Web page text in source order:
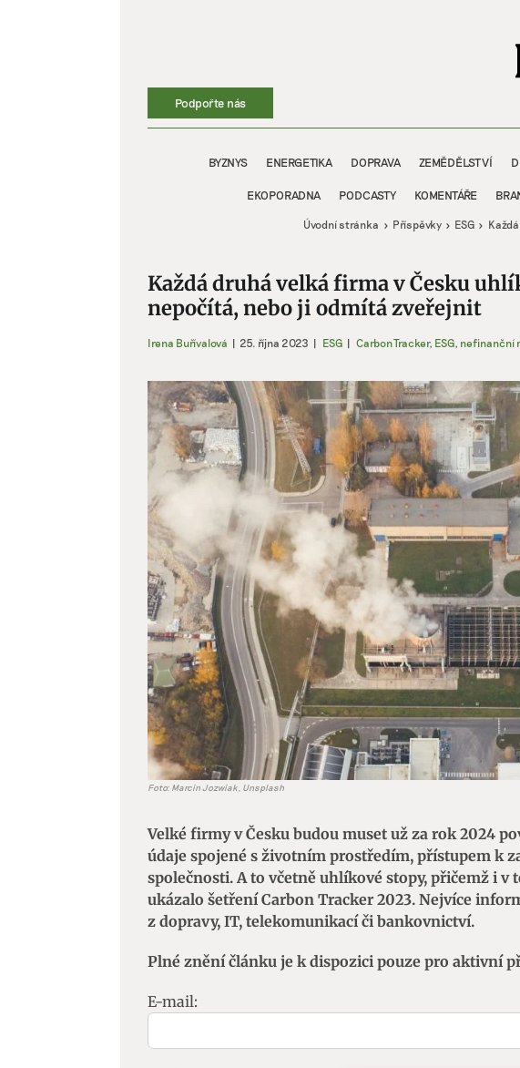
Podpořte nás
BYZNYS ENERGETIKA DOPRAVA ZEMĚDĚLSTVÍ
EKOPORADNA PODCASTY KOMENTÁŘE
Úvodní stránka Příspěvky ESG
Každá druhá velká firma v Česku
nepočítá, nebo ji odmítá zveřejnit
Irena Buřívalová | 25. října 2023 | ESG | Carbon Tracker, ESG, nefinanční
Zobrazit
větší
obrázek
Foto: Marcin Jozwiak, Unsplash
Velké firmy v Česku budou muset už za rok 2024
údaje spojené s životním prostředím, přístupem k
společnosti. A to včetně uhlíkové stopy, přičemž i v
ukázalo šetření Carbon Tracker 2023. Nejvíce
z dopravy, IT, telekomunikací či bankovnictví.
Plné znění článku je k dispozici pouze pro aktivní
E-mail: